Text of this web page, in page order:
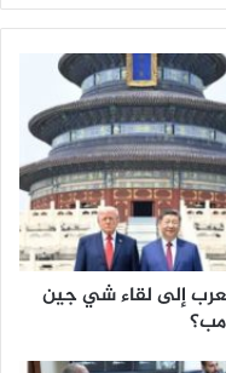
إلى لقاء شي جين